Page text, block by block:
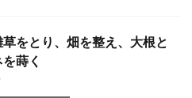
をとり、畑を整え、大根と
蒔く